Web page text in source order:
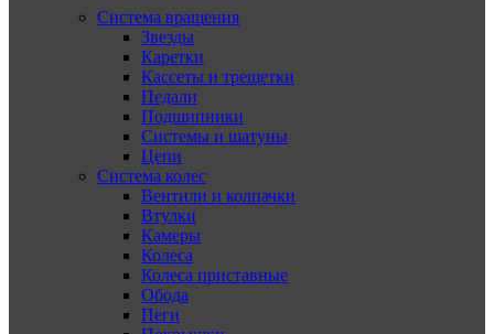
Система вращения
Звезды
Каретки
Кассеты и трещетки
Педали
Подшипники
Системы и шатуны
Цепи
Система колес
Вентили и колпачки
Втулки
Камеры
Колеса
Колеса приставные
Обода
Пеги